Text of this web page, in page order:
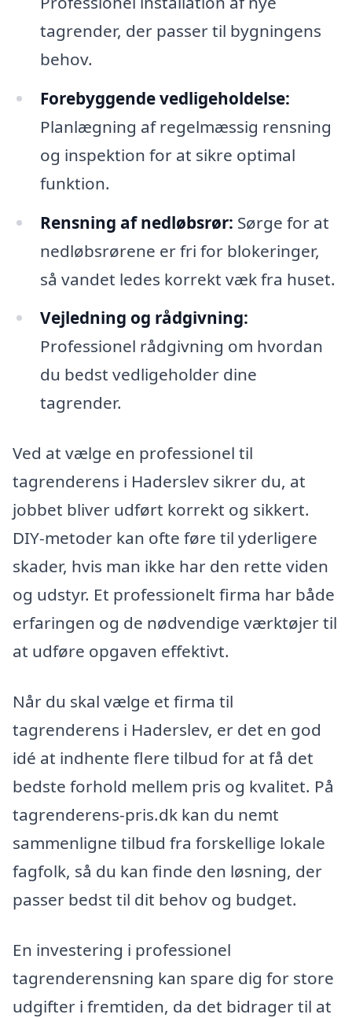
tagrender, der passer til bygningens
behov.
Forebyggende vedligeholdelse:
Planlægning af regelmæssig rensning
og inspektion for at sikre optimal
funktion.
Rensning af nedløbsrør: Sørge for at
nedløbsrørene er fri for blokeringer,
så vandet ledes korrekt væk fra huset.
Vejledning og rådgivning:
Professionel rådgivning om hvordan
du bedst vedligeholder dine
tagrender.
Ved at vælge en professionel til
tagrenderens i Haderslev sikrer du, at
jobbet bliver udført korrekt og sikkert.
DIY-metoder kan ofte føre til yderligere
skader, hvis man ikke har den rette viden
og udstyr. Et professionelt firma har både
erfaringen og de nødvendige værktøjer til
at udføre opgaven effektivt.
Når du skal vælge et firma til
tagrenderens i Haderslev, er det en god
idé at indhente flere tilbud for at få det
bedste forhold mellem pris og kvalitet. På
tagrenderens-pris.dk kan du nemt
sammenligne tilbud fra forskellige lokale
fagfolk, så du kan finde den løsning, der
passer bedst til dit behov og budget.
En investering i professionel
tagrenderensning kan spare dig for store
udgifter i fremtiden, da det bidrager til at